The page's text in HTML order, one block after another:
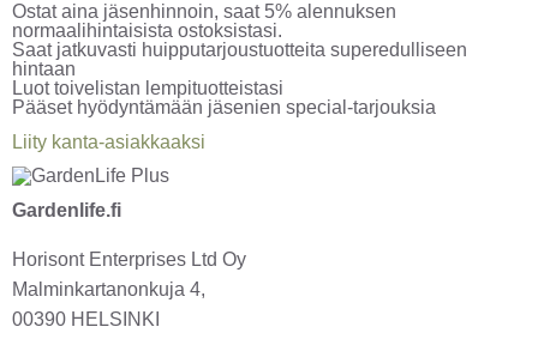
Ostat aina jäsenhinnoin, saat 5% alennuksen
normaalihintaisista ostoksistasi.
Saat jatkuvasti huipputarjoustuotteita superedulliseen
hintaan
Luot toivelistan lempituotteistasi
Pääset hyödyntämään jäsenien special-tarjouksia
Liity kanta-asiakkaaksi
Gardenlife.fi
Horisont Enterprises Ltd Oy
Malminkartanonkuja 4,
00390 HELSINKI